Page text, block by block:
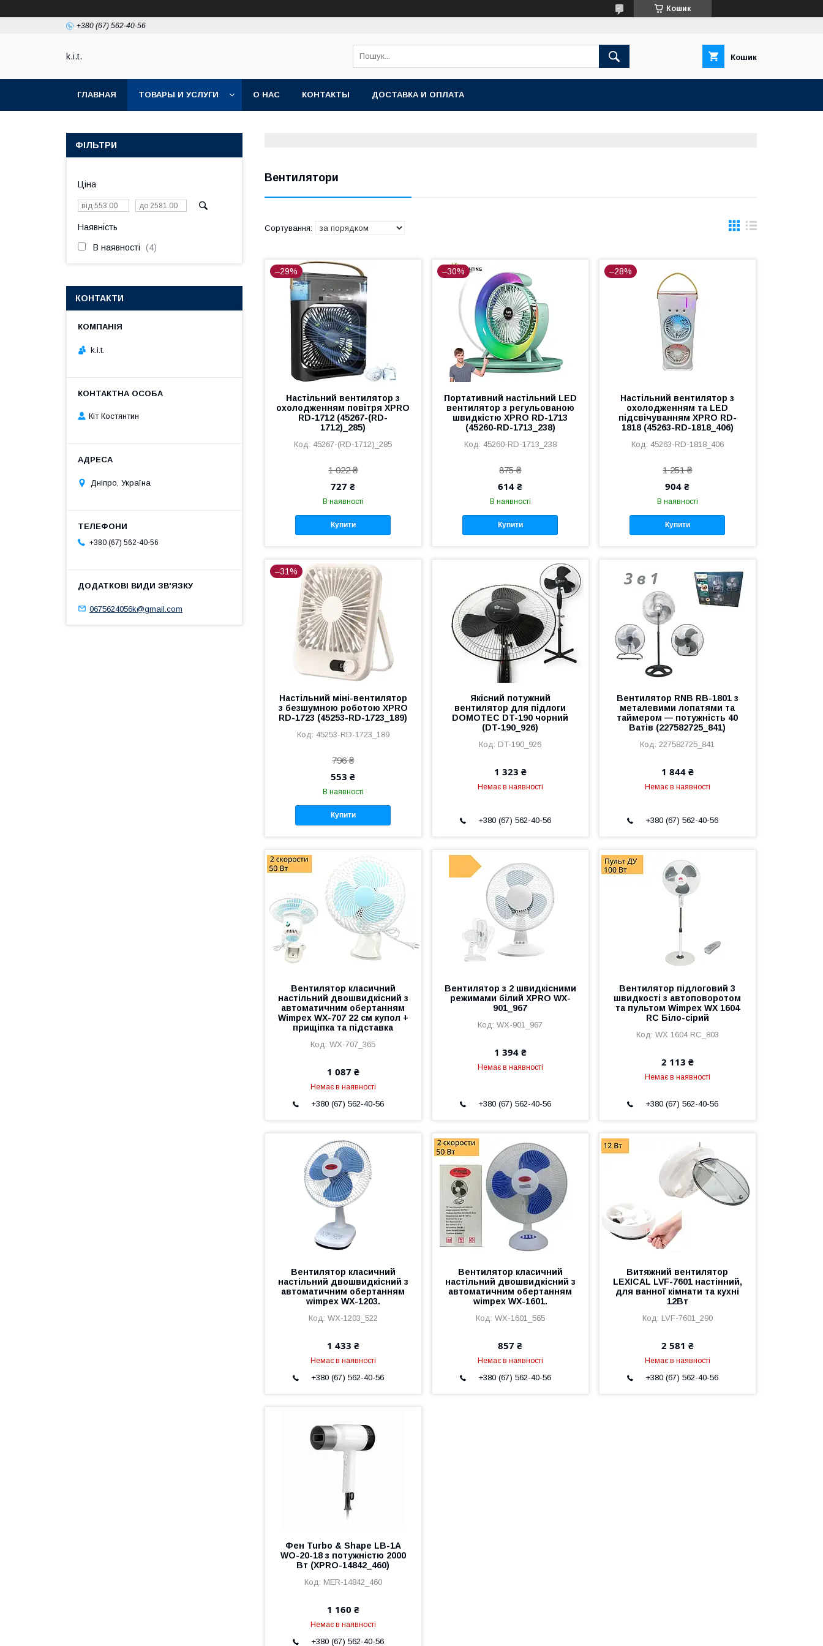
Кошик
+380 (67) 562-40-56
k.i.t. Кошик
ГЛАВНАЯ ТОВАРЫ И УСЛУГИ О НАС КОНТАКТЫ ДОСТАВКА И ОПЛАТА
Вентилятори
–29%
Настільний вентилятор з
охолодженням повітря XPRO
RD-1712 (45267-(RD-
1712)_285)
45267-(RD-1712)_285
1 022 ₴
727 ₴
В наявності
Купити
–30%
Портативний настільний LED
вентилятор з регульованою
швидкістю XPRO RD-1713
(45260-RD-1713_238)
45260-RD-1713_238
875 ₴
614 ₴
В наявності
Купити
–28%
Настільний вентилятор з
охолодженням та LED
підсвічуванням XPRO RD-
1818 (45263-RD-1818_406)
45263-RD-1818_406
1 251 ₴
904 ₴
В наявності
Купити
–31%
Настільний міні-вентилятор
з безшумною роботою XPRO
RD-1723 (45253-RD-1723_189)
45253-RD-1723_189
796 ₴
553 ₴
В наявності
Купити
Якісний потужний
вентилятор для підлоги
DOMOTEC DT-190 чорний
(DT-190_926)
DT-190_926
1 323 ₴
Немає в наявності
+380 (67) 562-40-56
Вентилятор RNB RB-1801 з
металевими лопатями та
таймером — потужність 40
Ватів (227582725_841)
227582725_841
1 844 ₴
Немає в наявності
+380 (67) 562-40-56
Вентилятор класичний
настільний двошвидкісний з
автоматичним обертанням
Wimpex WX-707 22 см купол +
прищіпка та підставка
WX-707_365
1 087 ₴
Немає в наявності
+380 (67) 562-40-56
Вентилятор з 2 швидкісними
режимами білий XPRO WX-
901_967
WX-901_967
1 394 ₴
Немає в наявності
+380 (67) 562-40-56
Вентилятор підлоговий 3
швидкості з автоповоротом
та пультом Wimpex WX 1604
RC Біло-сірий
WX 1604 RC_803
2 113 ₴
Немає в наявності
+380 (67) 562-40-56
Вентилятор класичний
настільний двошвидкісний з
автоматичним обертанням
wimpex WX-1203.
WX-1203_522
1 433 ₴
Немає в наявності
+380 (67) 562-40-56
Вентилятор класичний
настільний двошвидкісний з
автоматичним обертанням
wimpex WX-1601.
WX-1601_565
857 ₴
Немає в наявності
+380 (67) 562-40-56
Витяжний вентилятор
LEXICAL LVF-7601 настінний,
для ванної кімнати та кухні
12Вт
LVF-7601_290
2 581 ₴
Немає в наявності
+380 (67) 562-40-56
Фен Turbo & Shape LB-1A
WO-20-18 з потужністю 2000
Вт (XPRO-14842_460)
MER-14842_460
1 160 ₴
Немає в наявності
+380 (67) 562-40-56
ФІЛЬТРИ
Ціна
Наявність
В наявності 4
КОНТАКТИ
k.i.t.
Кіт Костянтин
Дніпро, Україна
+380 (67) 562-40-56
0675624056k@gmail.com